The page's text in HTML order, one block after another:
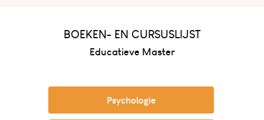
BOEKEN- EN CURSUSLIJST
Educatieve Master
Psychologie